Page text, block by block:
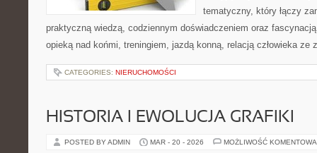
tematyczny, który łączy
praktyczną wiedzą, codziennym doświadczeniem oraz
opieką nad końmi, treningiem, jazdą konną, relacją człowieka
CATEGORIES: NIERUCHOMOŚCI
HISTORIA I EWOLUCJA GRAFIKI
POSTED BY ADMIN MAR - 20 - 2026 MOŻLIWOŚĆ